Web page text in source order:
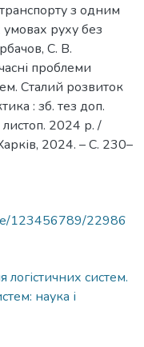
з одним
руху без
С. В.
проблеми
Сталий розвиток
: зб. тез доп.
2024 р. /
2024. – С. 230–
123456789/22986
систем.
наука і